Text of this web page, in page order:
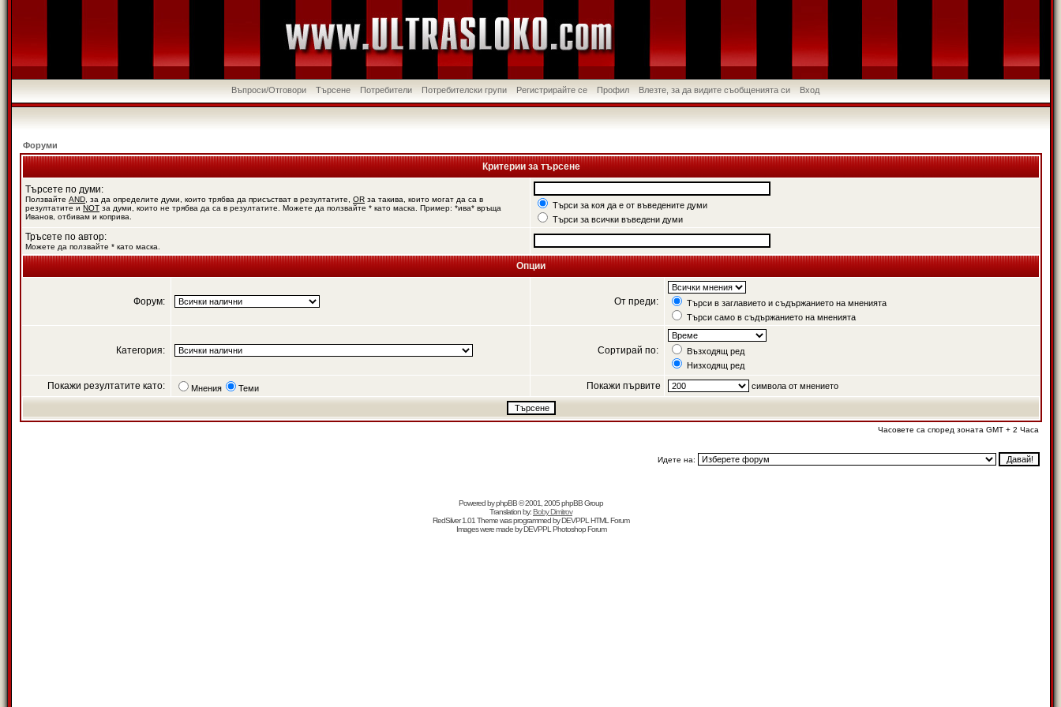
Въпроси/Отговори Търсене Потребители Потребителски групи Регистрирайте се Профил Влезте, за да видите съобщенията си Вход
Форуми
Критерии за търсене
Търсете по думи:
Ползвайте AND , за да определите думи, които трябва да присъстват в резултатите, OR за такива, които могат да са в
резултатите и NOT за думи, които не трябва да са в резултатите. Можете да ползвайте * като маска. Пример: *ива* връща
Иванов, отбивам и коприва.
Търси за коя да е от въведените думи
Търси за всички въведени думи
Тръсете по автор:
Можете да ползвайте * като маска.
Опции
Форум: От преди:
Търси в заглавието и съдържанието на мненията
Търси само в съдържанието на мненията
Категория: Сортирай по:
Възходящ ред
Низходящ ред
Покажи резултатите като: Мнения Теми Покажи първите символа от мнението
Часовете са според зоната GMT + 2 Часа
Идете на:
Powered byphpBB© 2001, 2005 phpBB Group
Translation by:Boby Dimitrov
RedSilver 1.01 Theme was programmed byDEVPPL HTML Forum
Images were made byDEVPPL Photoshop Forum